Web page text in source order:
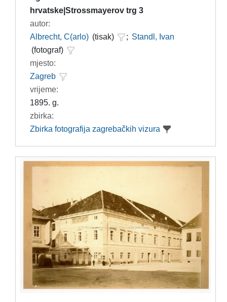
hrvatske|Strossmayerov trg 3
autor:
Albrecht, C(arlo) (tisak) ; Standl, Ivan
(fotograf)
mjesto:
Zagreb
vrijeme:
1895. g.
zbirka:
Zbirka fotografija zagrebačkih vizura